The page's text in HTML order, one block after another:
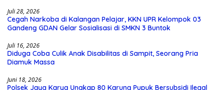
Juli 28, 2026
Cegah Narkoba di Kalangan Pelajar, KKN UPR Kelompok 03
Gandeng GDAN Gelar Sosialisasi di SMKN 3 Buntok
Juli 16, 2026
Diduga Coba Culik Anak Disabilitas di Sampit, Seorang Pria
Diamuk Massa
Juni 18, 2026
Polsek Jaya Karya Ungkap 80 Karung Pupuk Bersubsidi Ilegal